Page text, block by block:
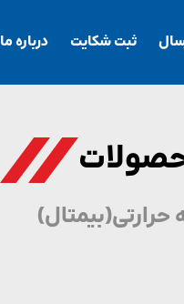
ثبت شکایت درباره ما
حرارتی(بیمتال)